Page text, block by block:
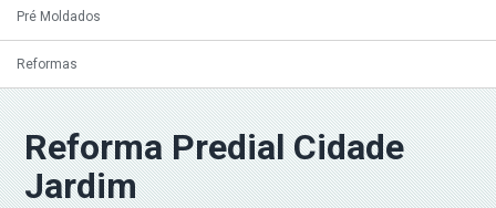
Pré Moldados
Reformas
Reforma Predial Cidade
Jardim